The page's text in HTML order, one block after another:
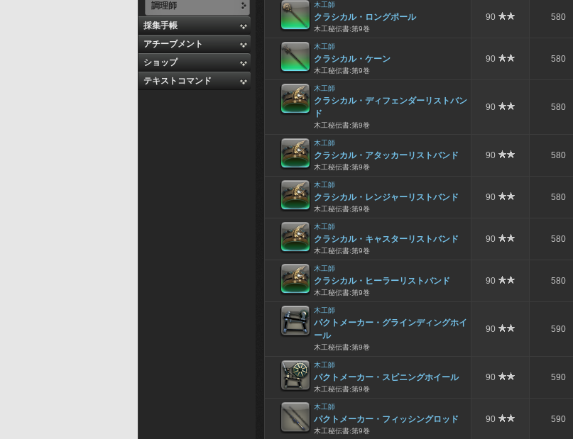
調理師
採集手帳
アチーブメント
ショップ
テキストコマンド
木工師
クラシカル・ロングポール
木工秘伝書:第9巻
90 580
木工師
クラシカル・ケーン
木工秘伝書:第9巻
90 580
木工師
クラシカル・ディフェンダーリストバン
ド
木工秘伝書:第9巻
90 580
木工師
クラシカル・アタッカーリストバンド
木工秘伝書:第9巻
90 580
木工師
クラシカル・レンジャーリストバンド
木工秘伝書:第9巻
90 580
木工師
クラシカル・キャスターリストバンド
木工秘伝書:第9巻
90 580
木工師
クラシカル・ヒーラーリストバンド
木工秘伝書:第9巻
90 580
木工師
パクトメーカー・グラインディングホイ
ール
木工秘伝書:第9巻
90 590
木工師
パクトメーカー・スピニングホイール
木工秘伝書:第9巻
90 590
木工師
パクトメーカー・フィッシングロッド
木工秘伝書:第9巻
90 590